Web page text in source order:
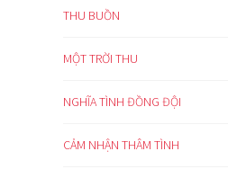
THU BUỒN
MỘT TRỜI THU
NGHĨA TÌNH ĐỒNG ĐỘI
CẢM NHẬN THÂM TÌNH